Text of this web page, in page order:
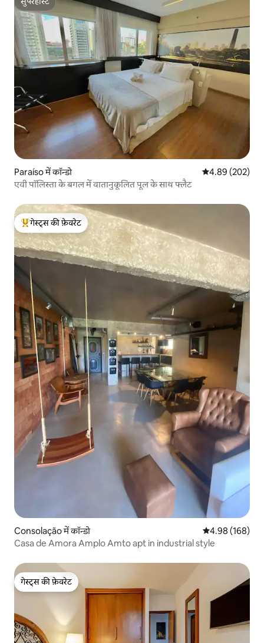
सुपरहोस्ट
Paraíso में कॉन्डो औसत रेटिंग 5 में से
4.89 (202)
एवी पॉलिस्ता के बगल में वातानुकूलित पूल के साथ फ्लैट
गेस्ट्स का टॉप फ़ेवरेट
गेस्ट्स की फ़ेवरेट
Consolação में कॉन्डो औसत रेटिंग 5 में से
4.98 (168)
Casa de Amora Amplo Amto apt in industrial style
गेस्ट्स की फ़ेवरेट
गेस्ट्स की फ़ेवरेट